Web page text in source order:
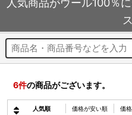
6件の商品がございます。
人気順 価格が安い順 価